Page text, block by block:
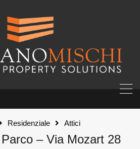
Residenziale Attici
– Via Mozart 28